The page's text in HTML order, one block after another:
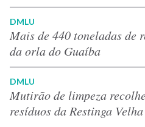
DMLU
Mais de 440 toneladas de
da orla do Guaíba
DMLU
Mutirão de limpeza
resíduos da Restinga Velha